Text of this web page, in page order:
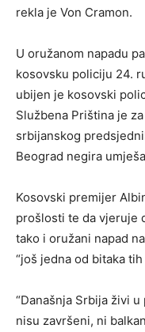
rekla je Von Cramon.
U oružanom napadu
kosovsku policiju 24.
ubijen je kosovski
Službena Priština je
srbijanskog
Beograd negira
Kosovski premijer
prošlosti te da vjeruje
tako i oružani napad
“još jedna od bitaka
“Današnja Srbija živi
nisu završeni, ni